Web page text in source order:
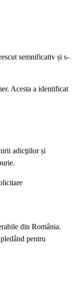
semnificativ și s-
Acesta a identificat
adicţiilor și
din România.
pentru